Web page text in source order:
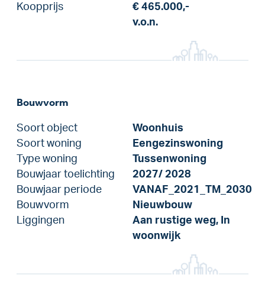
Koopprijs
€ 465.000,-
v.o.n.
Bouwvorm
Soort object
Woonhuis
Soort woning
Eengezinswoning
Type woning
Tussenwoning
Bouwjaar toelichting
2027/ 2028
Bouwjaar periode
VANAF_2021_TM_2030
Bouwvorm
Nieuwbouw
Liggingen
Aan rustige weg, In
woonwijk